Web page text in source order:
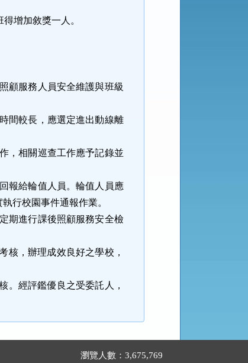
增加敘獎一人。
顧服務人員安全維護與班級
間較長，應選定進出動線離
，相關巡查工作應予記錄並
報給輪值人員。輪值人員應
行校園事件通報作業。
期進行課後照顧服務安全檢
核，辦理成效良好之學校，
。經評鑑優良之受委託人，
瀏覽人數：3,675,769